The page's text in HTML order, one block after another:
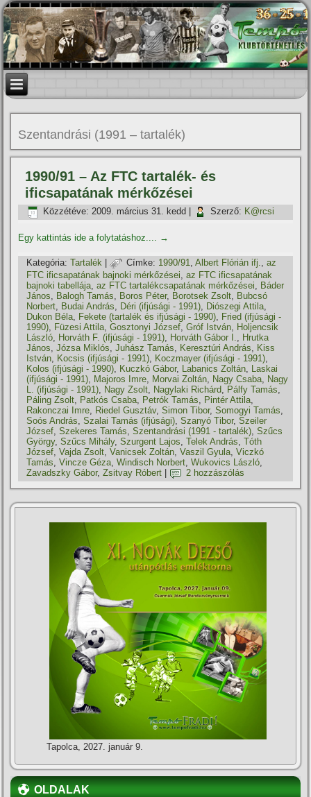
Szentandrási (1991 – tartalék)
1990/91 – Az FTC tartalék- és
ificsapatának mérkőzései
Közzétéve: 2009. március 31. kedd Szerző: K@rcsi
Egy kattintás ide a folytatáshoz.... →
Kategória: Tartalék | Címke: 1990/91,Albert Flórián ifj.,az
FTC ificsapatának bajnoki mérkőzései,az FTC ificsapatának
bajnoki tabellája,az FTC tartalékcsapatának mérkőzései, Báder
János, Balogh Tamás, Boros Péter, Borotsek Zsolt, Bubcsó
Norbert, Budai András, Déri (ifjúsági - 1991), Diószegi Attila,
Dukon Béla, Fekete (tartalék és ifjúsági - 1990), Fried (ifjúsági -
1990), Füzesi Attila,Gosztonyi József,Gróf István, Holjencsik
László, Horváth F. (ifjúsági - 1991), Horváth Gábor I., Hrutka
János,Józsa Miklós,Juhász Tamás, Keresztúri András, Kiss
István, Kocsis (ifjúsági - 1991), Koczmayer (ifjúsági - 1991),
Kolos (ifjúsági - 1990), Kuczkó Gábor, Labanics Zoltán, Laskai
(ifjúsági - 1991), Majoros Imre, Morvai Zoltán, Nagy Csaba, Nagy
L. (ifjúsági - 1991), Nagy Zsolt, Nagylaki Richárd, Pálfy Tamás,
Páling Zsolt, Patkós Csaba, Petrók Tamás, Pintér Attila,
Rakonczai Imre, Riedel Gusztáv,Simon Tibor,Somogyi Tamás,
Soós András,Szalai Tamás (ifjúsági),Szanyó Tibor,Szeiler
József,Szekeres Tamás,Szentandrási (1991 - tartalék),Szűcs
György,Szűcs Mihály,Szurgent Lajos,Telek András,Tóth
József,Vajda Zsolt,Vanicsek Zoltán,Vaszil Gyula,Viczkó
Tamás,Vincze Géza,Windisch Norbert,Wukovics László,
Zavadszky Gábor,Zsitvay Róbert 2 hozzászólás
Tapolca, 2027. január 9.
OLDALAK